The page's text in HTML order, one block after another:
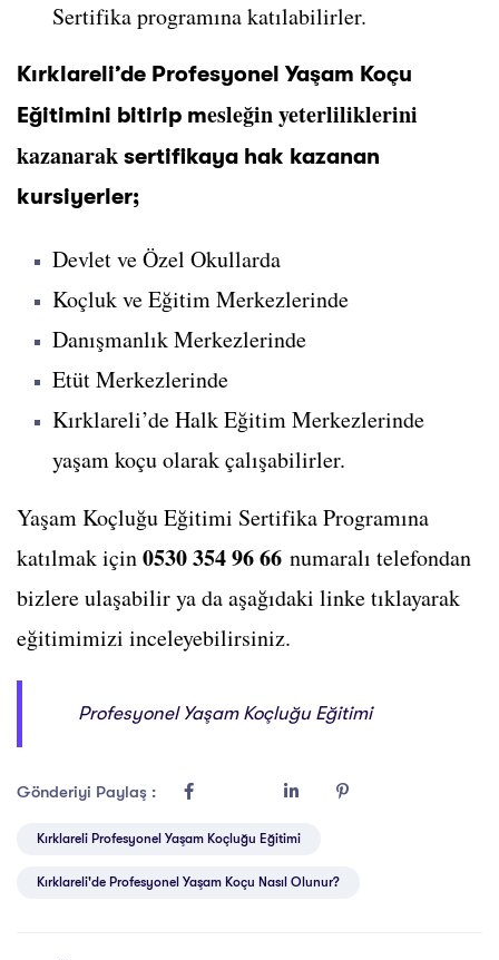
Sertifika programına katılabilirler.
Kırklareli’de Profesyonel Yaşam Koçu
Eğitimini bitirip mesleğin yeterliliklerini
kazanarak sertifikaya hak kazanan
kursiyerler;
Devlet ve Özel Okullarda
Koçluk ve Eğitim Merkezlerinde
Danışmanlık Merkezlerinde
Etüt Merkezlerinde
Kırklareli’de Halk Eğitim Merkezlerinde
yaşam koçu olarak çalışabilirler.
Yaşam Koçluğu Eğitimi Sertifika Programına
katılmak için0530 354 96 66 numaralı telefondan
bizlere ulaşabilir ya da aşağıdaki linke tıklayarak
eğitimimizi inceleyebilirsiniz.
Profesyonel Yaşam Koçluğu Eğitimi
Gönderiyi Paylaş :
Kırklareli Profesyonel Yaşam Koçluğu Eğitimi
Kırklareli'de Profesyonel Yaşam Koçu Nasıl Olunur?